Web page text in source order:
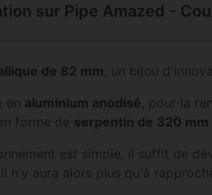
sur Pipe Amazed -
de 82 mm , un bijou
en aluminium anodisé , pour la
forme de serpentin de 320 mm
est simple, il suffit de
n'y aura alors plus qu'à